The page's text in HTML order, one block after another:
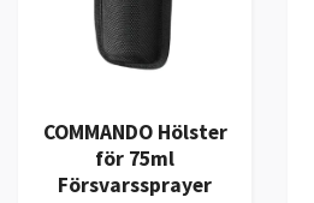
COMMANDO Hölster
för 75ml
Försvarssprayer